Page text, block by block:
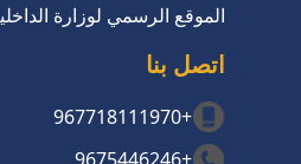
الموقع الرسمي لوزارة
اتصل بنا
+967718111970